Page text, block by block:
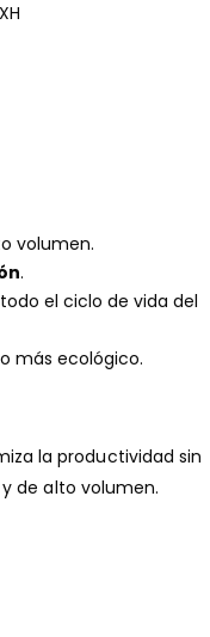
volumen.
.
el ciclo de vida del
más ecológico.
la productividad sin
de alto volumen.